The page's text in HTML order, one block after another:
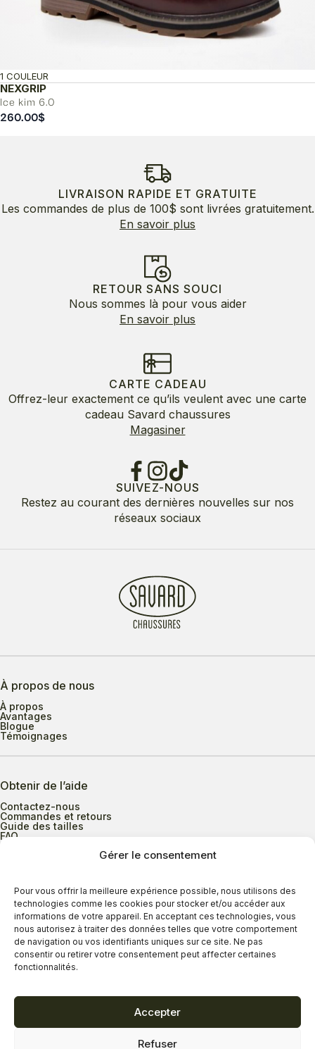
Gérer le consentement
Pour vous offrir la meilleure expérience possible, nous utilisons des
technologies comme les cookies pour stocker et/ou accéder aux
informations de votre appareil. En acceptant ces technologies, vous
nous autorisez à traiter des données telles que votre comportement
de navigation ou vos identifiants uniques sur ce site. Ne pas
consentir ou retirer votre consentement peut affecter certaines
fonctionnalités.
Accepter
Refuser
NEXGRIP
Ice kim 6.0
1 COULEUR
260.00$
LIVRAISON RAPIDE ET GRATUITE
Les commandes de plus de 100$ sont livrées gratuitement.
En savoir plus
RETOUR SANS SOUCI
Nous sommes là pour vous aider
En savoir plus
CARTE CADEAU
Offrez-leur exactement ce qu’ils veulent avec une carte
cadeau Savard chaussures
Magasiner
SUIVEZ-NOUS
Restez au courant des dernières nouvelles sur nos
réseaux sociaux
À propos de nous
À propos
Avantages
Blogue
Témoignages
Obtenir de l’aide
Contactez-nous
Commandes et retours
Guide des tailles
FAQ
Heures d’ouverture
Lundi au mercredi
9h00 à 17h30
Jeudi
9h00 à 20h00
Vendredi
9h00 à 18h00
Dimanche
11h00 à 16h30